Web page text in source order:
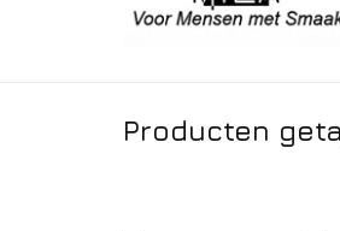
Producten